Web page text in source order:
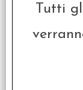
Gioco da tavolo in
Un gioco di
Tutti